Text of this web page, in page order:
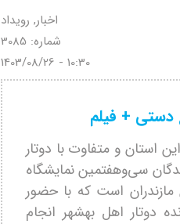
اخبار, رویداد
شماره: 3085
1403/08/26 - 10:30
دستی + فیلم
استان و متفاوت با دوتار
سی‌وهفتمین نمایشگاه
مازندران است که با حضور
دوتار اهل بهشهر انجام